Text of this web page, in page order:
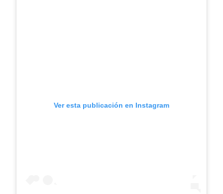
Ver esta publicación en Instagram